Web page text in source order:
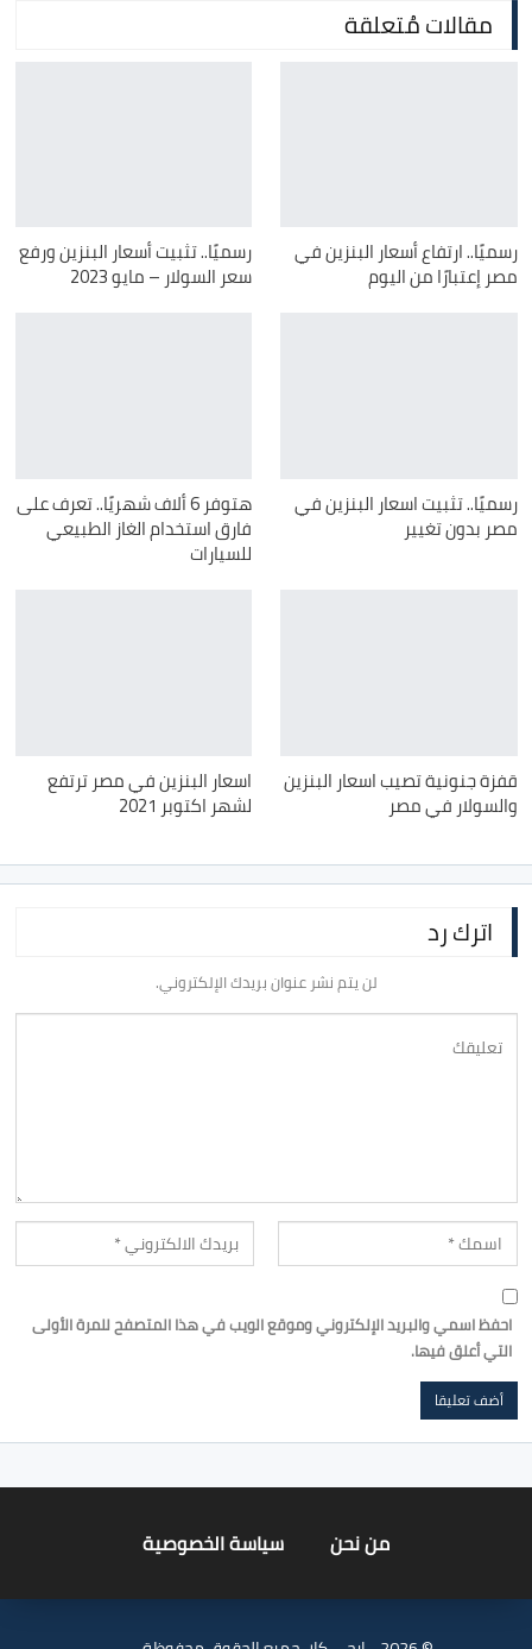
مقالات مُتعلقة
رسميًا.. ارتفاع أسعار البنزين في
مصر إعتبارًا من اليوم
رسميًا.. تثبيت أسعار البنزين ورفع
سعر السولار – مايو 2023
رسميًا.. تثبيت اسعار البنزين في
مصر بدون تغيير
هتوفر 6 ألاف شهريًا.. تعرف على
فارق استخدام الغاز الطبيعي
للسيارات
قفزة جنونية تصيب اسعار البنزين
والسولار في مصر
اسعار البنزين في مصر ترتفع
لشهر اكتوبر 2021
اترك رد
لن يتم نشر عنوان بريدك الإلكتروني.
احفظ اسمي والبريد الإلكتروني وموقع الويب في هذا المتصفح للمرة الأولى
التي أعلق فيها.
من نحن سياسة الخصوصية